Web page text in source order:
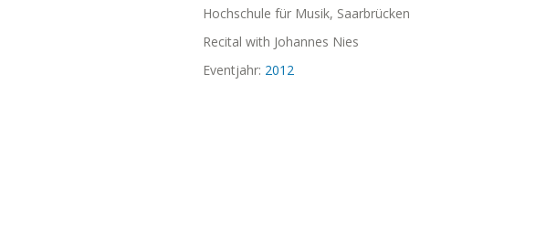
Hochschule für Musik, Saarbrücken
Recital with Johannes Nies
Eventjahr: 2012